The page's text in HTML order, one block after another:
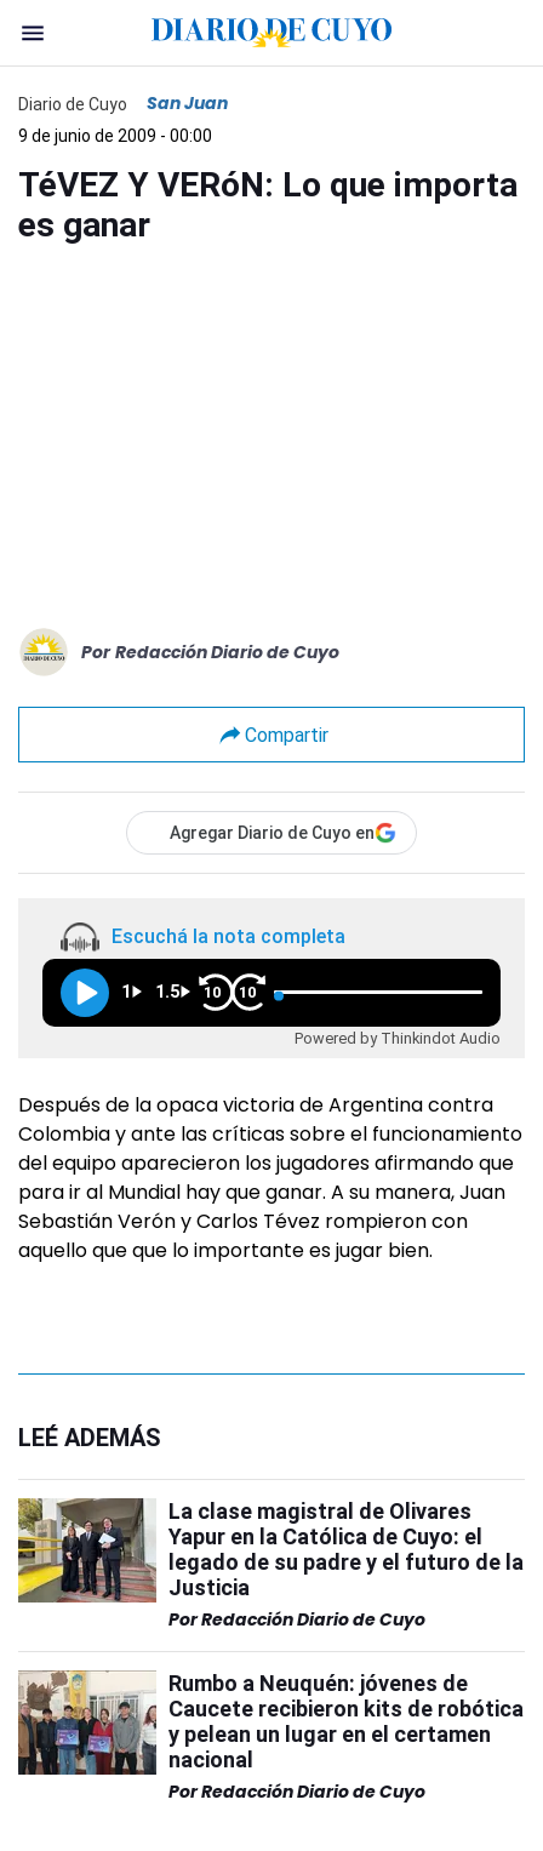
Diario de Cuyo San Juan
9 de junio de 2009 - 00:00
TéVEZ Y VERóN: Lo que importa
es ganar
Por Redacción Diario de Cuyo
Compartir
Agregar Diario de Cuyo en
Escuchá la nota completa
1 1.5 10 10
Powered by Thinkindot Audio
Después de la opaca victoria de Argentina contra
Colombia y ante las críticas sobre el funcionamiento
del equipo aparecieron los jugadores afirmando que
para ir al Mundial hay que ganar. A su manera, Juan
Sebastián Verón y Carlos Tévez rompieron con
aquello que que lo importante es jugar bien.
LEÉ ADEMÁS
La clase magistral de Olivares
Yapur en la Católica de Cuyo: el
legado de su padre y el futuro de la
Justicia
PorRedacción Diario de Cuyo
Rumbo a Neuquén: jóvenes de
Caucete recibieron kits de robótica
y pelean un lugar en el certamen
nacional
PorRedacción Diario de Cuyo